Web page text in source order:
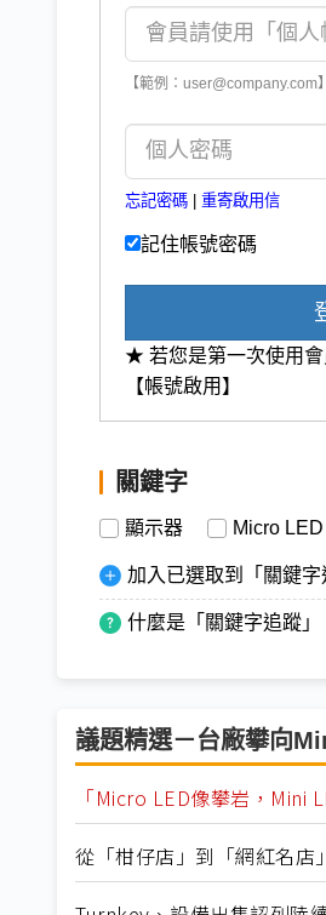
【範例：user@company.com】
忘記密碼 重寄啟用信
記住帳號密碼
★ 若您是第一次使用
【帳號啟用】
關鍵字
顯示器 Micro LED
加入已選取到「關鍵字
什麼是「關鍵字追蹤」
議題精選－台廠攀向
「Micro LED像攀岩，Mini
從「柑仔店」到「網紅名